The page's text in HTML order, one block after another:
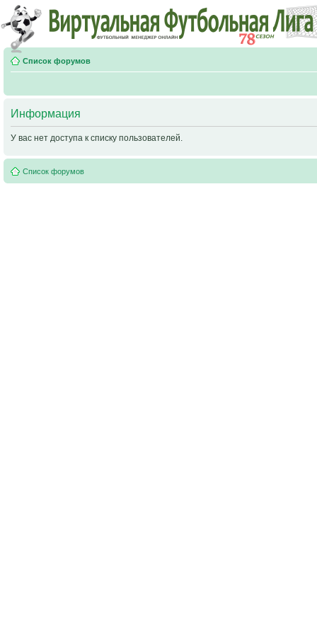
Список форумов
Информация
У вас нет доступа к списку пользователей.
Список форумов